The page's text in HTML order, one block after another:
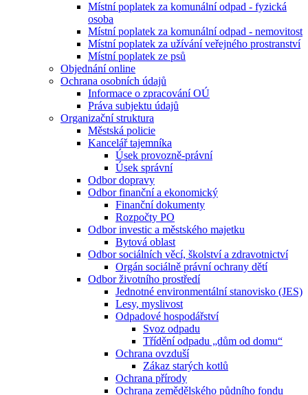
Místní poplatek za komunální odpad - fyzická
osoba
Místní poplatek za komunální odpad - nemovitost
Místní poplatek za užívání veřejného prostranství
Místní poplatek ze psů
Objednání online
Ochrana osobních údajů
Informace o zpracování OÚ
Práva subjektu údajů
Organizační struktura
Městská policie
Kancelář tajemníka
Úsek provozně-právní
Úsek správní
Odbor dopravy
Odbor finanční a ekonomický
Finanční dokumenty
Rozpočty PO
Odbor investic a městského majetku
Bytová oblast
Odbor sociálních věcí, školství a zdravotnictví
Orgán sociálně právní ochrany dětí
Odbor životního prostředí
Jednotné environmentální stanovisko (JES)
Lesy, myslivost
Odpadové hospodářství
Svoz odpadu
Třídění odpadu „dům od domu“
Ochrana ovzduší
Zákaz starých kotlů
Ochrana přírody
Ochrana zemědělského půdního fondu